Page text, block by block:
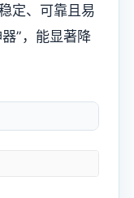
定、可靠且易
”，能显著降